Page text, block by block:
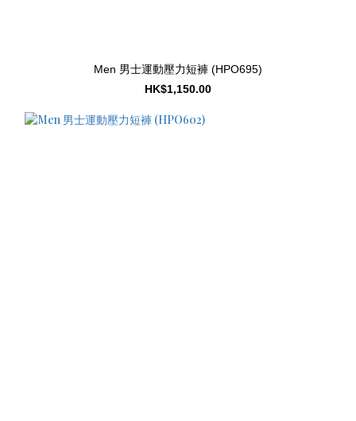
Men 男士運動壓力短褲 (HPO695)
HK$1,150.00